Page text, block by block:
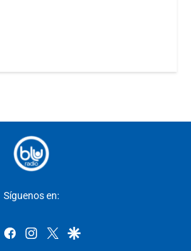
Síguenos en:
whatsappfacebookinstagram
twittergoogle